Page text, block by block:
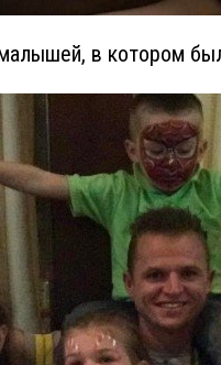
в котором